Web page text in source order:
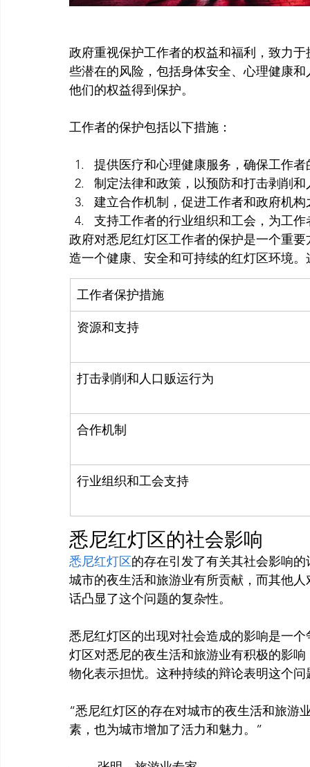
政府重视保护工作者的权益和福利，致力
些潜在的风险，包括身体安全、心理健康
他们的权益得到保护。
提供医疗和心理健康服务，确保工作
制定法律和政策，以预防和打击剥削
建立合作机制，促进工作者和政府机
支持工作者的行业组织和工会，为工
政府对悉尼红灯区工作者的保护是一个重
造一个健康、安全和可持续的红灯区环境
工作者保护措施
资源和支持
打击剥削和人口贩运行为
合作机制
行业组织和工会支持
悉尼红灯区的社会影响
悉尼红灯区的存在引发了有关其社会影响
城市的夜生活和旅游业有所贡献，而其他
话凸显了这个问题的复杂性。
悉尼红灯区的出现对社会造成的影响是一
灯区对悉尼的夜生活和旅游业有积极的影
“悉尼红灯区的存在对城市的夜生活和旅游
素，也为城市增加了活力和魅力。”